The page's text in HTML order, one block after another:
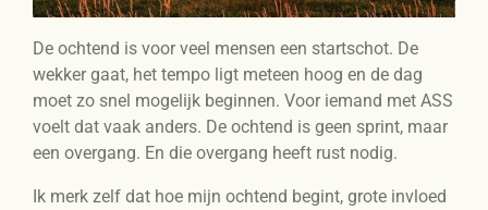
De ochtend is voor veel mensen een startschot. De
wekker gaat, het tempo ligt meteen hoog en de dag
moet zo snel mogelijk beginnen. Voor iemand met ASS
voelt dat vaak anders. De ochtend is geen sprint, maar
een overgang. En die overgang heeft rust nodig.
Ik merk zelf dat hoe mijn ochtend begint, grote invloed